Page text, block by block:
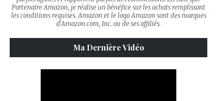
Partenaire Amazon, je réalise un bénéfice sur les achats remplissant
les conditions requises. Amazon et le logo Amazon sont des marques
d’Amazon.com, Inc. ou de ses affiliés.
Ma Dernière Vidéo